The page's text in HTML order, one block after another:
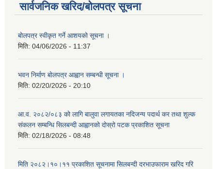
सार्वजनिक खरिद/बोलपत्र सूचना
बोलपत्र स्वीकृत गर्ने आशयको सूचना ।
मिति: 04/06/2026 - 11:37
भवन निर्माण बोलपत्र आह्वान सम्बन्धी सूचना ।
मिति: 02/20/2026 - 20:10
आ.व. २०८२/०८३ को लागि बालुवा लगायतका नदिजन्य पदार्थ कर तथा शुल्क
संकलन सम्बन्धि सिलबन्दी आह्वानको दोस्रो पटक प्रकाशित सूचना
मिति: 02/18/2026 - 08:48
मिति २०८२।१०।११ प्रकाशित सूचनामा सिलबन्दी दरभाउफाराम खरिद गरि